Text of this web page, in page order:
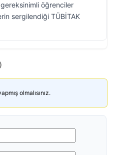
öğrenciler
sergilendiği TÜBİTAK
olmalısınız.